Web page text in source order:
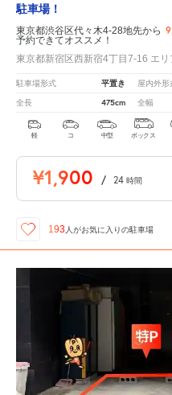
駐車場！
東京都渋谷区代々木4-28地先から
予約できてオススメ！
東京都新宿区西新宿4丁目7-16 エ
駐車場形式 平置き 屋内外形
全長 475cm 全幅
軽 コ 中型 ボックス
¥1,900 / 24 時間
193 人がお気に入りの駐車場